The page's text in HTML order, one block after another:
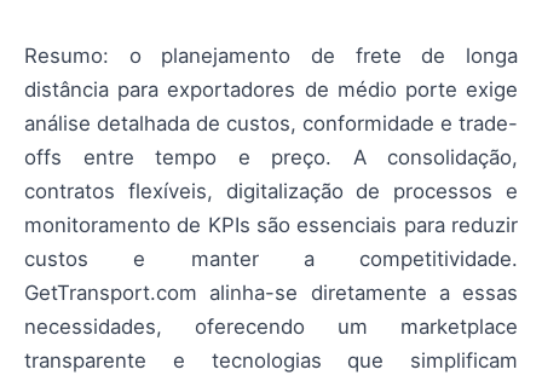
Resumo: o planejamento de frete de longa
distância para exportadores de médio porte exige
análise detalhada de custos, conformidade e trade-
offs entre tempo e preço. A consolidação,
contratos flexíveis, digitalização de processos e
monitoramento de KPIs são essenciais para reduzir
custos e manter a competitividade.
GetTransport.com alinha-se diretamente a essas
necessidades, oferecendo um marketplace
transparente e tecnologias que simplificam